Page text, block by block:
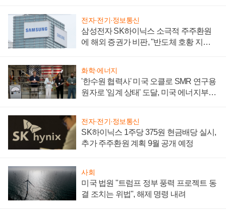
전자·전기·정보통신
삼성전자 SK하이닉스 소극적 주주환원
에 해외 증권가 비판, "반도체 호황 지속
화학·에너지
'한수원 협력사' 미국 오클로 SMR 연구용
원자로 '임계 상태' 도달, 미국 에너지부
전자·전기·정보통신
SK하이닉스 1주당 375원 현금배당 실시,
추가 주주환원 계획 9월 공개 예정
사회
미국 법원 "트럼프 정부 풍력 프로젝트 동
결 조치는 위법", 해제 명령 내려